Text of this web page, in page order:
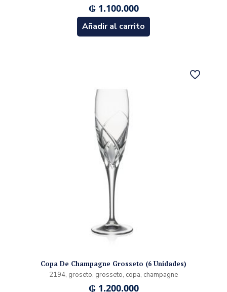
₲1.100.000
Añadir al carrito
Copa De Champagne Grosseto (6 Unidades)
2194, groseto, grosseto, copa, champagne
₲1.200.000